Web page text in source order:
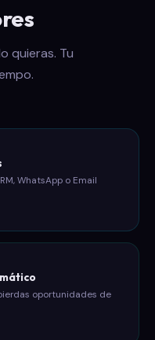
quieras. Tu
WhatsApp o Email
oportunidades de